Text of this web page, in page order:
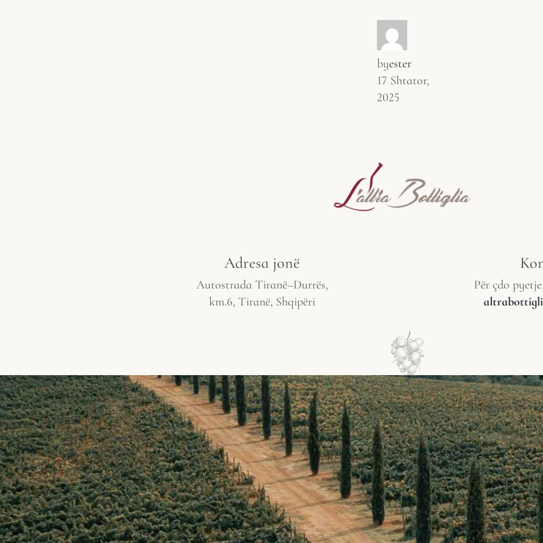
byester
17 Shtator,
2025
Adresa jonë
Autostrada Tiranë–Durrës,
km.6, Tiranë, Shqipëri
Për çdo